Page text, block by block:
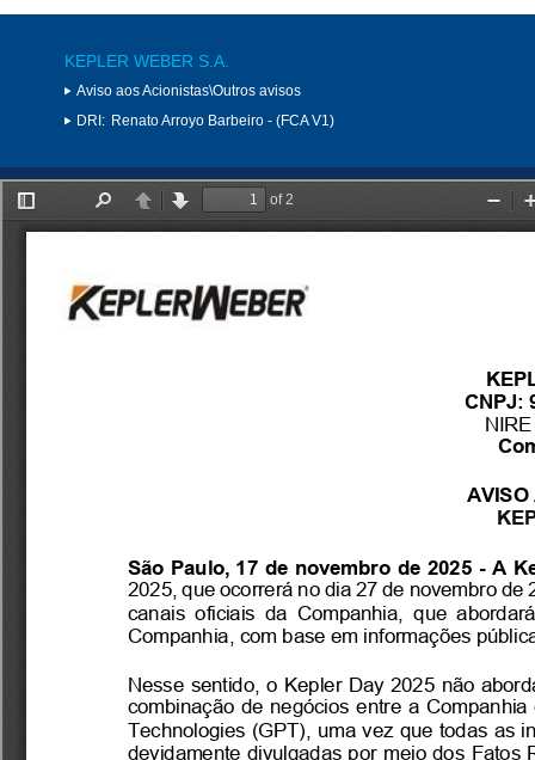
KEPLER WEBER S.A.
Aviso aos Acionistas\Outros avisos
DRI: Renato Arroyo Barbeiro - (FCA V1)